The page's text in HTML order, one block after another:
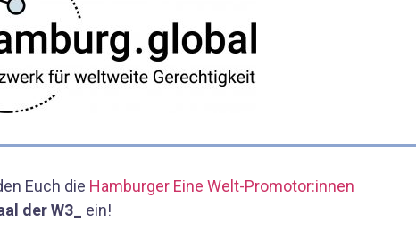
Euch die Hamburger Eine Welt-Promotor:innen
der W3_
ein!